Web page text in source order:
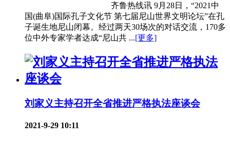
齐鲁热线讯 9月28日，“2021中
国(曲阜)国际孔子文化节 第七届尼山世界文明论坛”在孔
子诞生地尼山闭幕。经过两天30场次的对话交流，170多
位中外专家学者达成“尼山共 ...[更多]
刘家义主持召开全省推进严格执法座谈会
2021-9-29 10:11